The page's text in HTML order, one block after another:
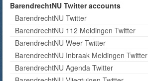
BarendrechtNU Twitter accounts
BarendrechtNU Twitter
BarendrechtNU 112 Meldingen Twitter
BarendrechtNU Weer Twitter
BarendrechtNU Inbraak Meldingen Twitter
BarendrechtNU Agenda Twitter